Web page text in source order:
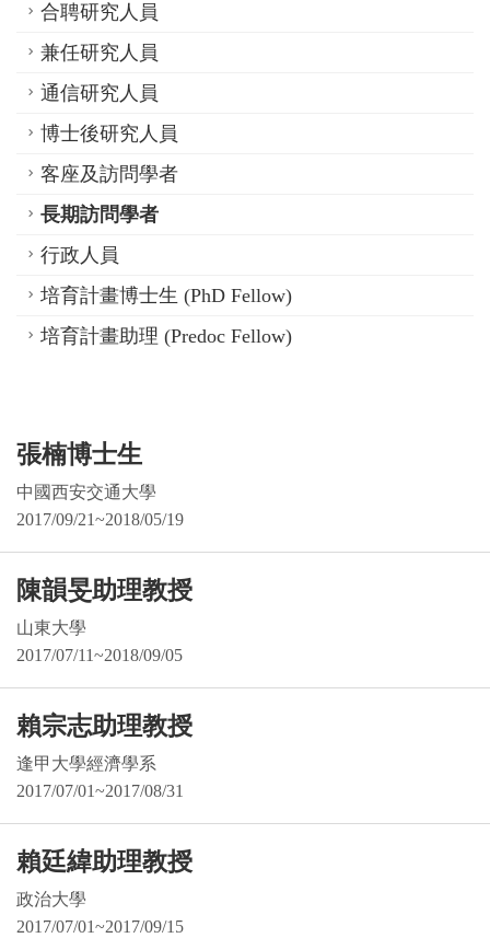
合聘研究人員
兼任研究人員
通信研究人員
博士後研究人員
客座及訪問學者
長期訪問學者
行政人員
培育計畫博士生 (PhD Fellow)
培育計畫助理 (Predoc Fellow)
張楠博士生
中國西安交通大學
2017/09/21~2018/05/19
陳韻旻助理教授
山東大學
2017/07/11~2018/09/05
賴宗志助理教授
逢甲大學經濟學系
2017/07/01~2017/08/31
賴廷緯助理教授
政治大學
2017/07/01~2017/09/15